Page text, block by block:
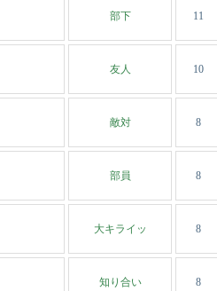
部下 11
友人 10
敵対 8
部員 8
大キライッ 8
知り合い 8